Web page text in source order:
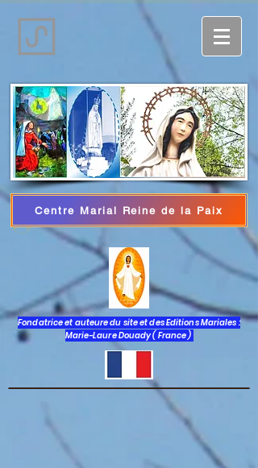
Iniciar sesión
Centre Marial Reine de la Paix
Fondatrice et auteure du site et des Editions Mariales :
Marie-Laure Douady ( France )